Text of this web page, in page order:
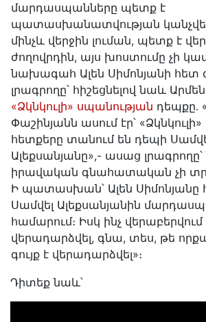
մարդասպանները պետք է
պատասխանատվության
մինչև վերջին լուման, պետք է
ժողովրդին, այս խոստումը չի
նախագահ Ալեն Սիմոնյանի հետ
լրագրողը՝ հիշեցնելով նաև Արմեն
«Ձկնկուլի» սպանության դեպքը․
Փաշինյանն ասում էր՝
հետքերը տանում են դեպի
Ալեքսանյանը»,- ասաց լրագրողը՝
իրավական գնահատական չի
Ի պատասխան՝ Ալեն Սիմոնյանը
Սամվել Ալեքսանյանին
համարում։ Իսկ ինչ վերաբերվում
վերադարձվել, գնա, տես, թե
գույք է վերադարձվել»։
Դիտեք նաև՝